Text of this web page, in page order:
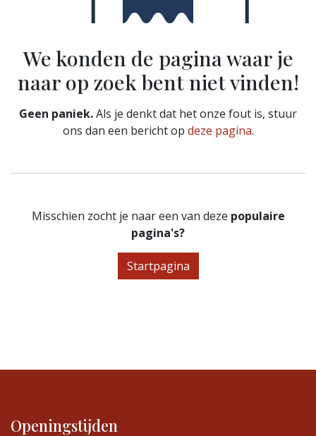
Fout 404
We konden de pagina waar je
naar op zoek bent niet vinden!
Geen paniek.Als je denkt dat het onze fout is, stuur
ons dan een bericht op deze pagina.
Misschien zocht je naar een van deze populaire
pagina's?
Startpagina
Openingstijden